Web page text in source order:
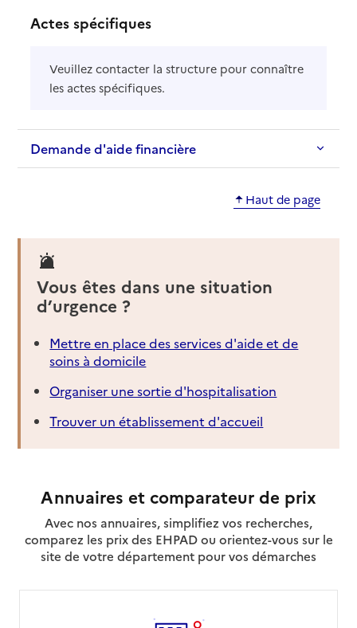
Actes spécifiques
Veuillez contacter la structure pour connaître
les actes spécifiques.
Demande d'aide financière
Haut de page
Vous êtes dans une situation
d’urgence ?
Mettre en place des services d'aide et de
soins à domicile
Organiser une sortie d'hospitalisation
Trouver un établissement d'accueil
Annuaires et comparateur de prix
Avec nos annuaires, simplifiez vos recherches,
comparez les prix des EHPAD ou orientez-vous sur le
site de votre département pour vos démarches